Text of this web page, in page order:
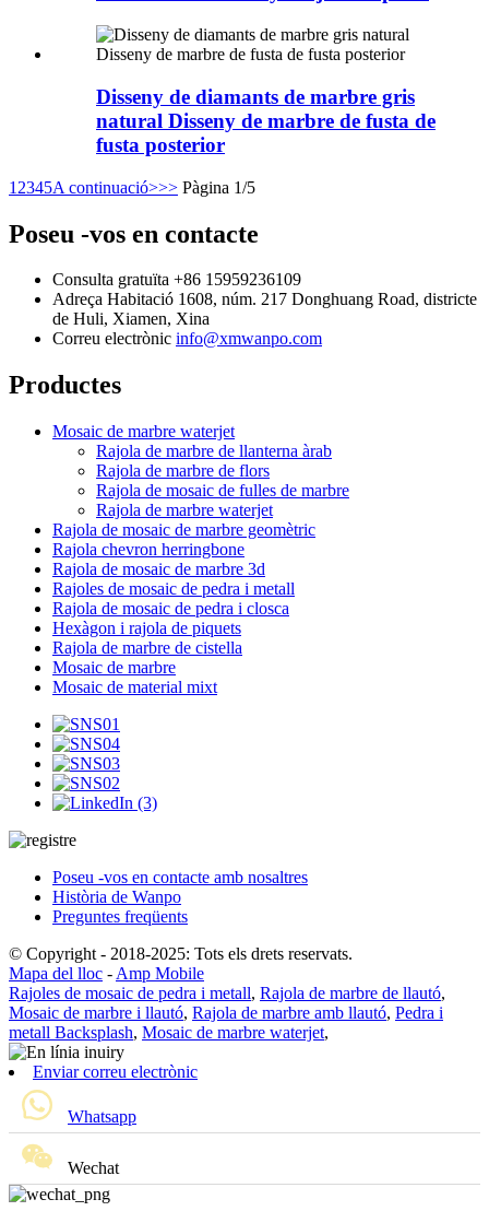
Disseny de diamants de marbre gris
natural Disseny de marbre de fusta de
fusta posterior
1 2345A continuació>>> Pàgina 1/5
Poseu -vos en contacte
Consulta gratuïta +86 15959236109
Adreça Habitació 1608, núm. 217 Donghuang Road, districte
de Huli, Xiamen, Xina
Correu electrònic info@xmwanpo.com
Productes
Mosaic de marbre waterjet
Rajola de marbre de llanterna àrab
Rajola de marbre de flors
Rajola de mosaic de fulles de marbre
Rajola de marbre waterjet
Rajola de mosaic de marbre geomètric
Rajola chevron herringbone
Rajola de mosaic de marbre 3d
Rajoles de mosaic de pedra i metall
Rajola de mosaic de pedra i closca
Hexàgon i rajola de piquets
Rajola de marbre de cistella
Mosaic de marbre
Mosaic de material mixt
Poseu -vos en contacte amb nosaltres
Història de Wanpo
Preguntes freqüents
© Copyright - 2018-2025: Tots els drets reservats.
Mapa del lloc - Amp Mobile
Rajoles de mosaic de pedra i metall, Rajola de marbre de llautó,
Mosaic de marbre i llautó, Rajola de marbre amb llautó, Pedra i
metall Backsplash, Mosaic de marbre waterjet,
Enviar correu electrònic
Whatsapp
Wechat